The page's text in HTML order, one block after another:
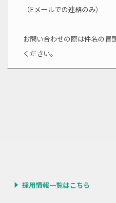
（Eメールでの連絡のみ）
お問い合わせの際は件名の冒
ください。
採用情報一覧はこちら